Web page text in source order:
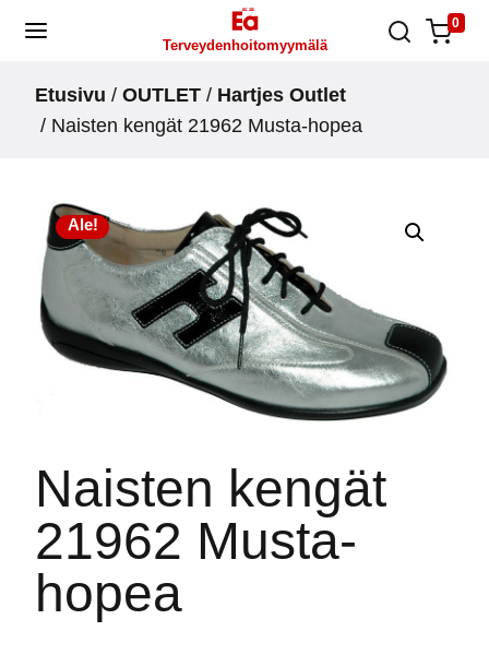
Skip
Terveydenhoitomyymälä
0
Etusivu / OUTLET / Hartjes Outlet
/ Naisten kengät 21962 Musta-hopea
Ale!
Naisten kengät
21962 Musta-
hopea